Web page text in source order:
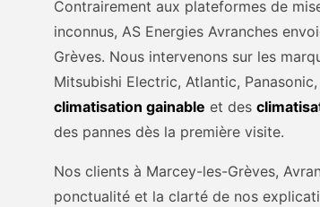
Contrairement aux plateformes de
inconnus, AS Energies Avranches
Grèves. Nous intervenons sur les
Mitsubishi Electric, Atlantic,
climatisation gainable et des
des pannes dès la première visite.
Nos clients à Marcey-les-Grèves,
ponctualité et la clarté de nos